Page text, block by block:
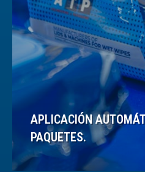
APLICACIÓN
PAQUETES.